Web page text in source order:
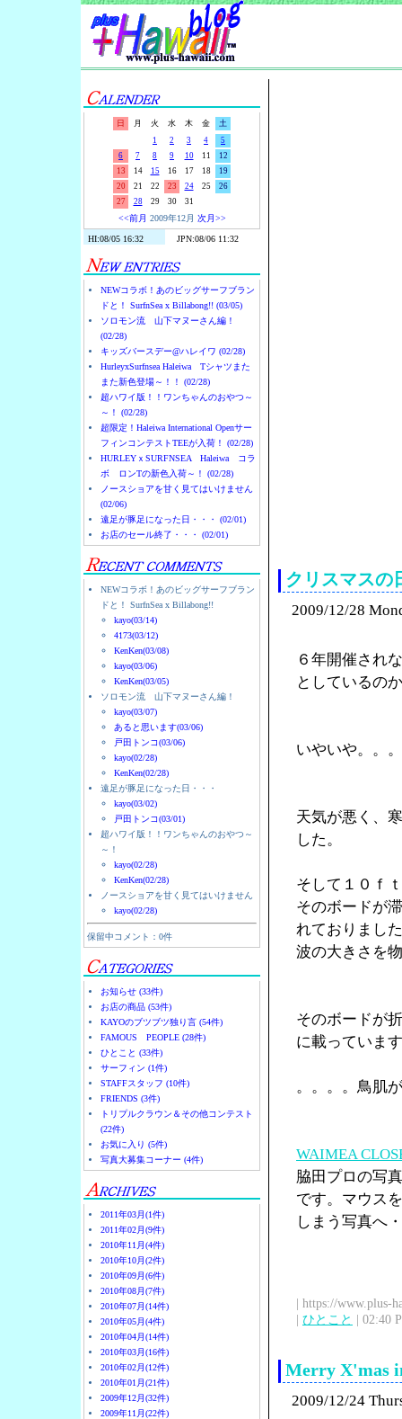
日 月 火 水 木 金
土
1
2 3 4
5
6
7 8 9 10 11
12
13
14 15 16 17 18
19
20
21 22 23 24 25
26
27
28 29 30 31
<<前月 2009年12月 次月>>
NEWコラボ！あのビッグサーフブラン
ドと！ SurfnSea x Billabong!! (03/05)
ソロモン流 山下マヌーさん編！
(02/28)
キッズバースデー@ハレイワ (02/28)
HurleyxSurfnsea Haleiwa Tシャツまた
また新色登場～！！ (02/28)
超ハワイ版！！ワンちゃんのおやつ～
～！ (02/28)
超限定！Haleiwa International Openサー
フィンコンテストTEEが入荷！ (02/28)
HURLEYｘSURFNSEA Haleiwa コラ
ボ ロンTの新色入荷～！ (02/28)
ノースショアを甘く見てはいけません
(02/06)
遠足が豚足になった日・・・ (02/01)
お店のセール終了・・・ (02/01)
NEWコラボ！あのビッグサーフブラン
ドと！ SurfnSea x Billabong!!
kayo(03/14)
4173(03/12)
KenKen(03/08)
kayo(03/06)
KenKen(03/05)
ソロモン流 山下マヌーさん編！
kayo(03/07)
あると思います(03/06)
戸田トンコ(03/06)
kayo(02/28)
KenKen(02/28)
遠足が豚足になった日・・・
kayo(03/02)
戸田トンコ(03/01)
超ハワイ版！！ワンちゃんのおやつ～
～！
kayo(02/28)
KenKen(02/28)
ノースショアを甘く見てはいけません
kayo(02/28)
保留中コメント：0件
お知らせ (33件)
お店の商品 (53件)
KAYOのブツブツ独り言 (54件)
FAMOUS PEOPLE (28件)
ひとこと (33件)
サーフィン (1件)
STAFFスタッフ (10件)
FRIENDS (3件)
トリプルクラウン＆その他コンテスト
(22件)
お気に入り (5件)
写真大募集コーナー (4件)
2011年03月(1件)
2011年02月(9件)
2010年11月(4件)
2010年10月(2件)
2010年09月(6件)
2010年08月(7件)
2010年07月(14件)
2010年05月(4件)
2010年04月(14件)
2010年03月(16件)
2010年02月(12件)
2010年01月(21件)
2009年12月(32件)
2009年11月(22件)
クリスマスの
2009/12/28
６年開催され
としているの
いやいや。。。
天気が悪く、
した。
そして１０ｆ
そのボードが
れておりまし
波の大きさを
そのボードが
に載っていま
。。。。鳥肌
WAIMEA
脇田プロの写
です。マウス
しまう写真へ
| https://www.plus-
| ひとこと | 02:40
Merry X'mas
2009/12/24